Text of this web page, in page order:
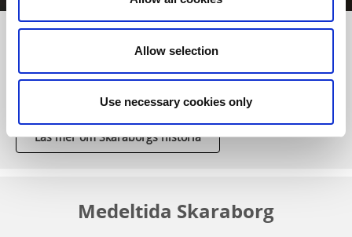
Allow selection
Use necessary cookies only
Historien om Sverige i Skaraborg
viktig roll i Sveriges historia och i de viktiga händelser som
format vårt land.
Läs mer om Skaraborgs historia
Medeltida Skaraborg